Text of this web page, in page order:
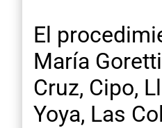
El
María
Cruz, Cipo,
Yoya, Las